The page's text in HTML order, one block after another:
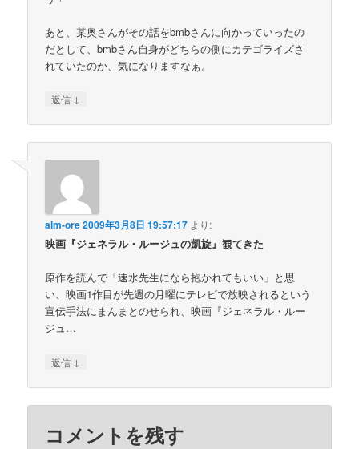
あと、某奥さんがその話をbmbさんに向かっていったの
だとして、bmbさん自身がどちらの側にカテゴライズさ
れていたのか、気になりますなぁ。
返信 ↓
alm-ore2009年3月8日 19:57:17 より:
映画『ジェネラル・ルージュの凱旋』観てきた
原作を読んで「速水先生になら抱かれてもいい」と思
い、映画1作目が先週の月曜にテレビで放映されるという
宣伝手法にまんまとのせられ、映画『ジェネラル・ルー
ジュ…
返信 ↓
コメントを残す